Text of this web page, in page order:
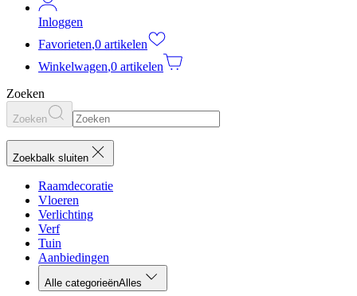
Inloggen
Favorieten,0 artikelen
Winkelwagen,0 artikelen
Zoeken
Zoeken
Zoekbalk sluiten
Raamdecoratie
Vloeren
Verlichting
Verf
Tuin
Aanbiedingen
Alle categorieënAlles